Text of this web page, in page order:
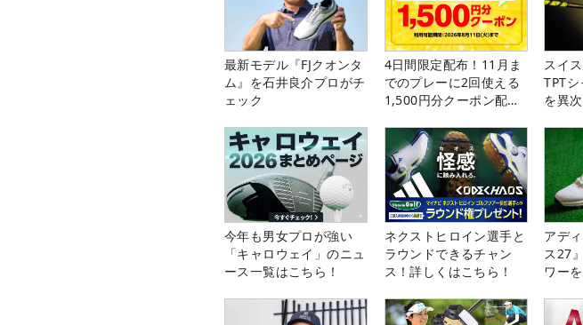
最新モデル『FJクオンタ
ム』を石井良介プロがチ
ェック
4日間限定配布！11月ま
でのプレーに2回使える
1,500円分クーポン配布
スイ
TPT
を異
今年も男女プロが強い
「キャロウェイ」のニュ
ース一覧はこちら！
ネクストヒロイン選手と
ラウンドできるチャン
ス！詳しくはこちら！
アデ
ス27
ワー